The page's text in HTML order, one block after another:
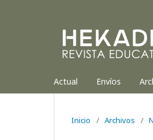
Actual Envíos
Inicio / Archivos /